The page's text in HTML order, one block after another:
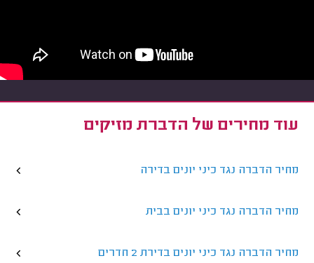
עוד מחירים של הדברת מזיקים
מחיר הדברה נגד כיני יונים בדירה
מחיר הדברה נגד כיני יונים בבית
מחיר הדברה נגד כיני יונים בדירת 2 חדרים